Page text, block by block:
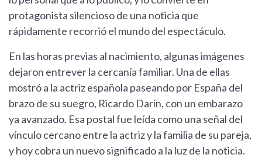
protagonista silencioso de una noticia que
rápidamente recorrió el mundo del espectáculo.
En las horas previas al nacimiento, algunas imágenes
dejaron entrever la cercanía familiar. Una de ellas
mostró a la actriz española paseando por España del
brazo de su suegro, Ricardo Darín, con un embarazo
ya avanzado. Esa postal fue leída como una señal del
vínculo cercano entre la actriz y la familia de su pareja,
y hoy cobra un nuevo significado a la luz de la noticia.